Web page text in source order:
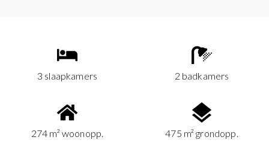
3 slaapkamers 2 badkamers
274 m² woonopp. 475 m² grondopp.